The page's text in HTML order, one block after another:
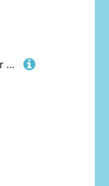
renvena Herren Glitzer Boxer Mantel Kimono Boxing Robe mit Kapuze Pailletten Jacke Bademantel Muay Thai Kickboxer Training Outfit Schwarz M